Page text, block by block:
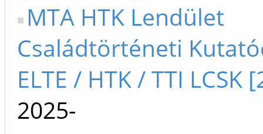
MTA HTK Lendület
Családtörténeti
ELTE / HTK / TTI LCSK
2025-